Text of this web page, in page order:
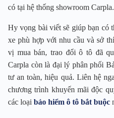
có tại hệ thống showroom Carpla.
Hy vọng bài viết sẽ giúp bạn có
xe phù hợp với nhu cầu và sở
vị mua bán, trao đổi ô tô đã
Carpla còn là đại lý phân phối
tư an toàn, hiệu quả. Liên hệ
chương trình khuyến mãi độc
các loại bảo hiểm ô tô bắt buộc